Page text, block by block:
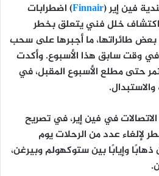
فين إير (Finnair
)اضطرابات
خلل فني يتعلق بخطر
طائراتها، ما أجبرها علىسحب
في وقت سابق هذا الأسبوع. وأكدت
حتى مطلع الأسبوع المقبل، في
الاتصالات في فين إير، في تصريح
لإلغاء عدد من الرحلات يوم
ذهابًا وإيابًا بين ستوكهولم وبيرغن،
.